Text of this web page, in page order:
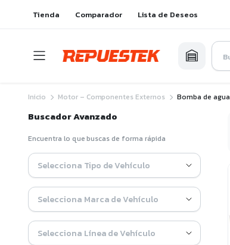
Tienda Comparador Lista de Deseos
Inicio Motor – Componentes Externos Bomba de agua
Buscador Avanzado
Encuentra lo que buscas de forma rápida
Selecciona Tipo de Vehículo
Selecciona Marca de Vehículo
Selecciona Línea de Vehículo